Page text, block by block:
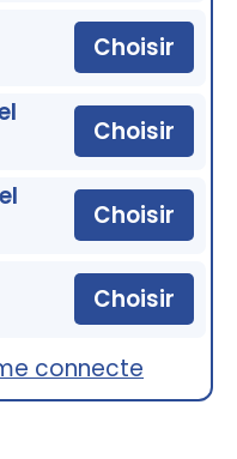
Choisir
Choisir
Choisir
Choisir
connecte